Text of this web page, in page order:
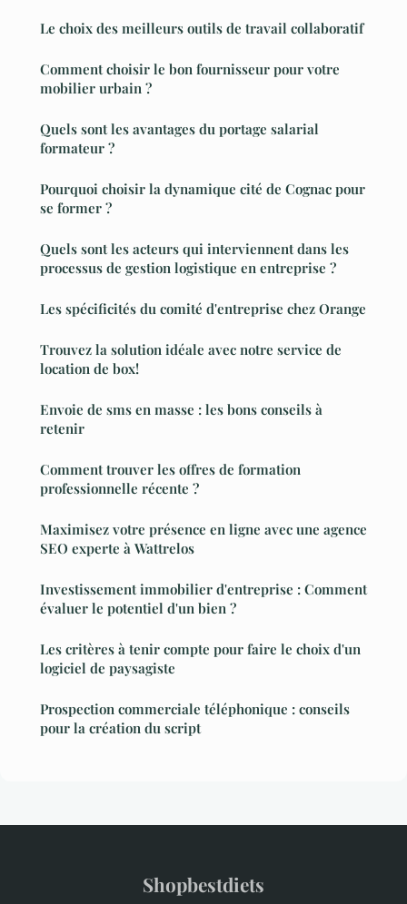
Le choix des meilleurs outils de travail collaboratif
Comment choisir le bon fournisseur pour votre
mobilier urbain ?
Quels sont les avantages du portage salarial
formateur ?
Pourquoi choisir la dynamique cité de Cognac pour
se former ?
Quels sont les acteurs qui interviennent dans les
processus de gestion logistique en entreprise ?
Les spécificités du comité d'entreprise chez Orange
Trouvez la solution idéale avec notre service de
location de box!
Envoie de sms en masse : les bons conseils à
retenir
Comment trouver les offres de formation
professionnelle récente ?
Maximisez votre présence en ligne avec une agence
SEO experte à Wattrelos
Investissement immobilier d'entreprise : Comment
évaluer le potentiel d'un bien ?
Les critères à tenir compte pour faire le choix d'un
logiciel de paysagiste
Prospection commerciale téléphonique : conseils
pour la création du script
Shopbestdiets